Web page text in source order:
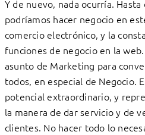
Y de nuevo, nada ocurría.
podríamos hacer negocio en
comercio electrónico, y la
funciones de negocio en la
asunto de Marketing para
todos, en especial de Negocio.
potencial extraordinario, y
la manera de dar servicio y de
clientes. No hacer todo lo